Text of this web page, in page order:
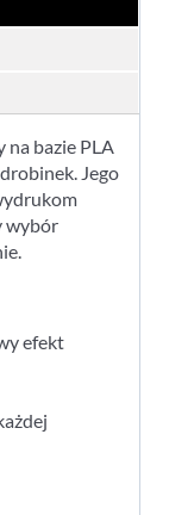
na bazie PLA
Jego
wybór
efekt